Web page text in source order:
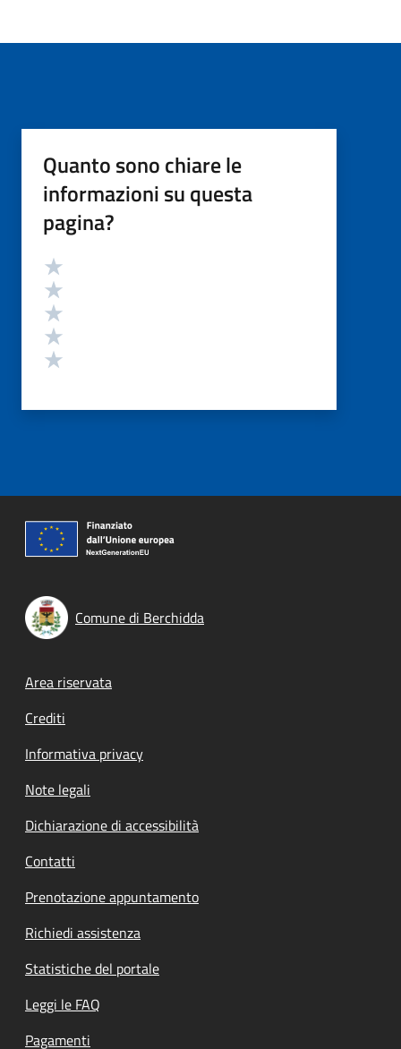
Quanto sono chiare le
informazioni su questa
pagina?
Valutazione
Comune di Berchidda
Footer menu
Area riservata
Crediti
Informativa privacy
Note legali
Dichiarazione di accessibilità
Contatti
Prenotazione appuntamento
Richiedi assistenza
Statistiche del portale
Leggi le FAQ
Pagamenti